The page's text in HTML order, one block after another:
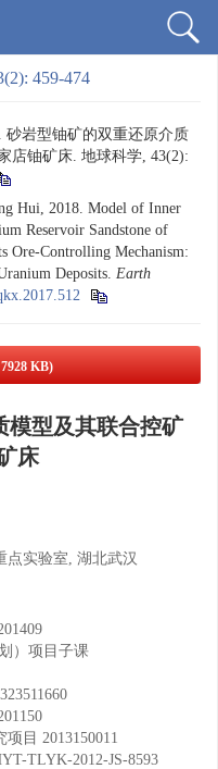
459-474
砂岩型铀矿的双重还原介质
店铀矿床. 地球科学, 43(2):
Hui, 2018. Model of Inner
Reservoir Sandstone of
Ore-Controlling Mechanism:
Deposits. Earth
KB)
模型及其联合控矿
床
点实验室, 湖北武汉
）项目子课
项目 2013150011
TLYK-2012-JS-8593